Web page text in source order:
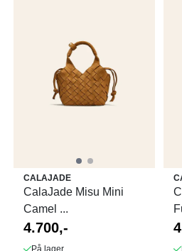
CALAJADE
CalaJade Misu Mini
Camel ...
4.700,-